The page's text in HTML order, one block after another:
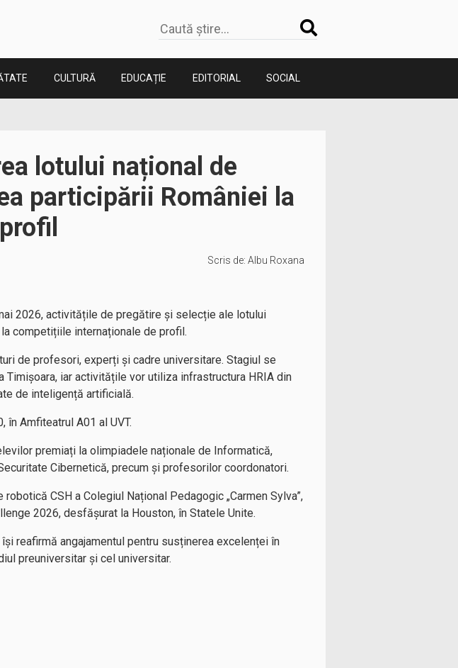
CULTURĂ EDUCAȚIE EDITORIAL SOCIAL
lotului național de
participării României la
Scris de: Albu Roxana
2026, activitățile de pregătire și selecție ale lotului
competițiile internaționale de profil.
de profesori, experți și cadre universitare. Stagiul se
iar activitățile vor utiliza infrastructura HRIA din
de inteligență artificială.
în Amfiteatrul A01 al UVT.
premiați la olimpiadele naționale de Informatică,
Cibernetică, precum și profesorilor coordonatori.
CSH a Colegiul Național Pedagogic „Carmen Sylva”,
2026, desfășurat la Houston, în Statele Unite.
reafirmă angajamentul pentru susținerea excelenței în
preuniversitar și cel universitar.